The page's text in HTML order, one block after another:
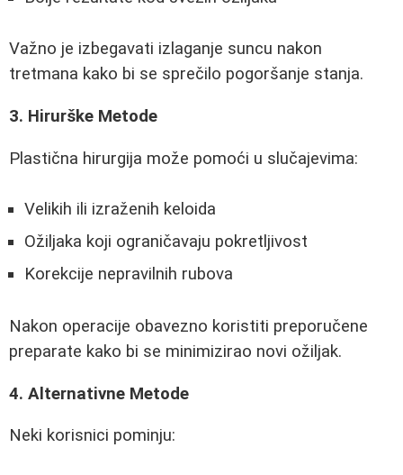
Važno je izbegavati izlaganje suncu nakon
tretmana kako bi se sprečilo pogoršanje stanja.
3. Hirurške Metode
Plastična hirurgija može pomoći u slučajevima:
Velikih ili izraženih keloida
Ožiljaka koji ograničavaju pokretljivost
Korekcije nepravilnih rubova
Nakon operacije obavezno koristiti preporučene
preparate kako bi se minimizirao novi ožiljak.
4. Alternativne Metode
Neki korisnici pominju: